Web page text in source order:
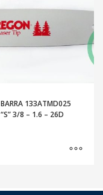
BARRA 133ATMD025
“S” 3/8 – 1.6 – 26D